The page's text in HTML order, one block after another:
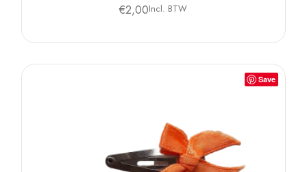
€2,00Incl. BTW
Save